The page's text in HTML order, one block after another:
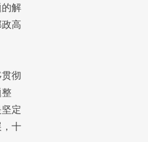
解
高
彻
整
定
十